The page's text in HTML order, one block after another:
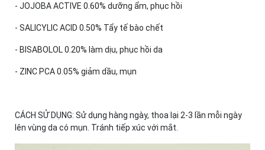
- JOJOBA ACTIVE 0.60% dưỡng ẩm, phục hồi
- SALICYLIC ACID 0.50% Tẩy tế bào chết
- BISABOLOL 0.20% làm dịu, phục hồi da
- ZINC PCA 0.05% giảm dầu, mụn
CÁCH SỬ DỤNG: Sử dụng hàng ngày, thoa lại 2-3 lần mỗi ngày
lên vùng da có mụn. Tránh tiếp xúc với mắt.